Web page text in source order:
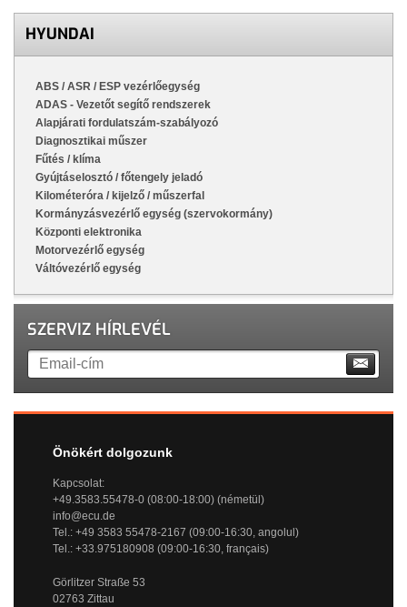
HYUNDAI
ABS / ASR / ESP vezérlőegység
ADAS - Vezetőt segítő rendszerek
Alapjárati fordulatszám-szabályozó
Diagnosztikai műszer
Fűtés / klíma
Gyújtáselosztó / főtengely jeladó
Kilométeróra / kijelző / műszerfal
Kormányzásvezérlő egység (szervokormány)
Központi elektronika
Motorvezérlő egység
Váltóvezérlő egység
SZERVIZ HÍRLEVÉL
Önökért dolgozunk
Kapcsolat:
+49.3583.55478-0 (08:00-18:00) (németül)
info@ecu.de
Tel.: +49 3583 55478-2167 (09:00-16:30, angolul)
Tel.: +33.975180908 (09:00-16:30, français)
Görlitzer Straße 53
02763 Zittau